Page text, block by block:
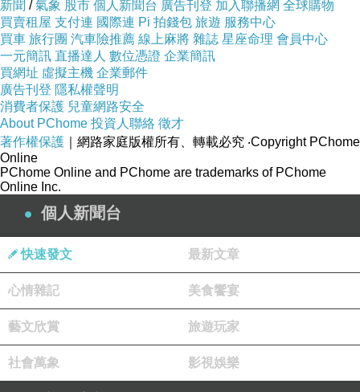
新聞 /氣象 股市 個人新聞台 廣告刊登 加入聯播網 全球購物
買賣租屋 支付連 國際連 Pi 拍錢包 旅遊 服務中心
買車 旅行團 汽車險推薦 線上麻將 雜誌 星座命理 會員中心
一元簡訊 直播達人 數位憑證 企業簡訊
買網址 虛擬主機 企業郵件
廣告刊登 隱私權聲明
消費者保護 兒童網路安全
About PChome 投資人聯絡 徵才
著作權保護 ｜網路家庭版權所有、轉載必究 ‧Copyright PChome
Online
PChome Online and PChome are trademarks of PChome
Online Inc.
個人新聞台
快速發文 最新文章
心情雜記 美食饗宴
藝文欣賞 旅遊玩家
社會萬象 影視娛樂